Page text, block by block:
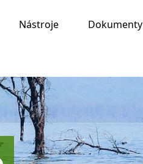
marketingových interakcií
Nástroje Dokumenty